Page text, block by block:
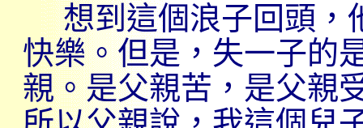
想到這個浪子回頭，
快樂。但是，失一子的
親。是父親苦，是父親